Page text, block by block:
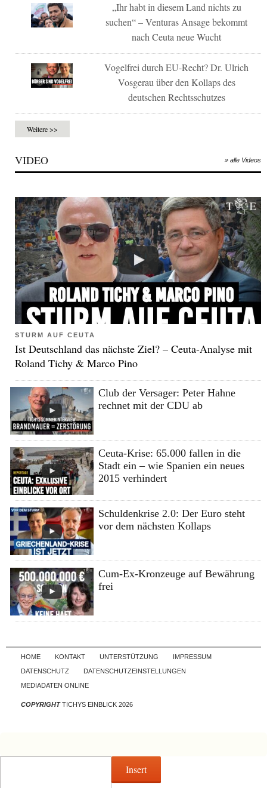
„Ihr habt in diesem Land nichts zu
suchen“ – Venturas Ansage bekommt
nach Ceuta neue Wucht
Vogelfrei durch EU-Recht? Dr. Ulrich
Vosgerau über den Kollaps des
deutschen Rechtsschutzes
Weitere >>
VIDEO » alle Videos
STURM AUF CEUTA
Ist Deutschland das nächste Ziel? – Ceuta-Analyse mit
Roland Tichy & Marco Pino
Club der Versager: Peter Hahne
rechnet mit der CDU ab
Ceuta-Krise: 65.000 fallen in die
Stadt ein – wie Spanien ein neues
2015 verhindert
Schuldenkrise 2.0: Der Euro steht
vor dem nächsten Kollaps
Cum-Ex-Kronzeuge auf Bewährung
frei
Skip to content
HOME KONTAKT UNTERSTÜTZUNG
IMPRESSUM
DATENSCHUTZ
DATENSCHUTZEINSTELLUNGEN
MEDIADATEN ONLINE
COPYRIGHTTICHYS EINBLICK 2026
Insert